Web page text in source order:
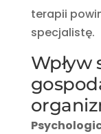
terapii
specjalistę.
Wpływ